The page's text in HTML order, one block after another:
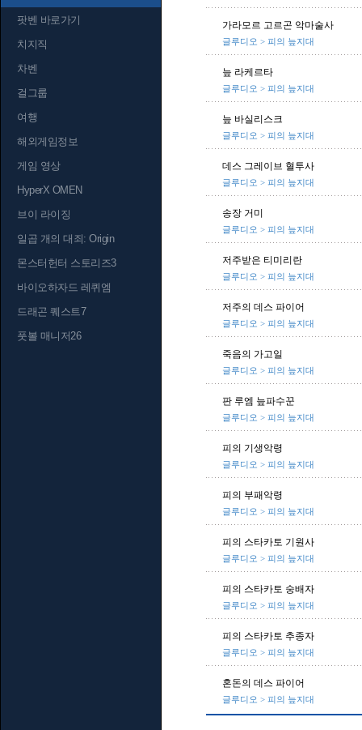
팟벤 바로가기
치지직
차벤
걸그룹
여행
해외게임정보
게임 영상
HyperX OMEN
브이 라이징
일곱 개의 대죄: Origin
몬스터헌터 스토리즈3
바이오하자드 레퀴엠
드래곤 퀘스트7
풋볼 매니저26
가라모르 고르곤 악마술사
글루디오 > 피의 늪지대
늪 라케르타
글루디오 > 피의 늪지대
늪 바실리스크
글루디오 > 피의 늪지대
데스 그레이브 혈투사
글루디오 > 피의 늪지대
송장 거미
글루디오 > 피의 늪지대
저주받은 티미리란
글루디오 > 피의 늪지대
저주의 데스 파이어
글루디오 > 피의 늪지대
죽음의 가고일
글루디오 > 피의 늪지대
판 루엠 늪파수꾼
글루디오 > 피의 늪지대
피의 기생악령
글루디오 > 피의 늪지대
피의 부패악령
글루디오 > 피의 늪지대
피의 스타카토 기원사
글루디오 > 피의 늪지대
피의 스타카토 숭배자
글루디오 > 피의 늪지대
피의 스타카토 추종자
글루디오 > 피의 늪지대
혼돈의 데스 파이어
글루디오 > 피의 늪지대